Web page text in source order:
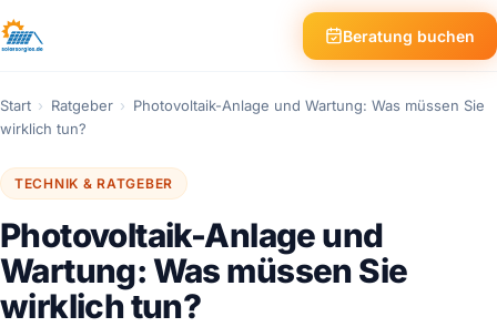
Beratung buchen
Start › Ratgeber › Photovoltaik-Anlage und Wartung: Was müssen Sie
wirklich tun?
TECHNIK & RATGEBER
Photovoltaik-Anlage und
Wartung: Was müssen Sie
wirklich tun?